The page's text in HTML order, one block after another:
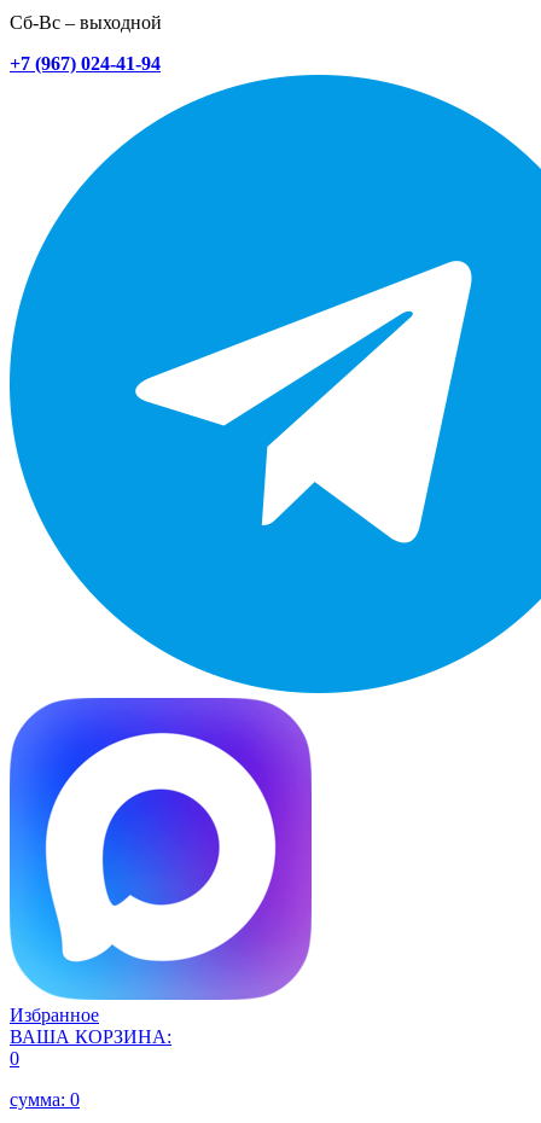
Сб-Вс – выходной
+7 (967) 024-41-94
Избранное
ВАША КОРЗИНА:
0
сумма: 0